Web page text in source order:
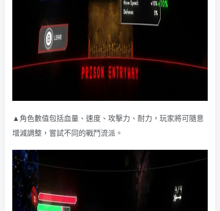
▲角色數值包括血量、速度、攻擊力、耐力，玩家將可隨意
增減調整，嘗試不同的戰鬥流派。